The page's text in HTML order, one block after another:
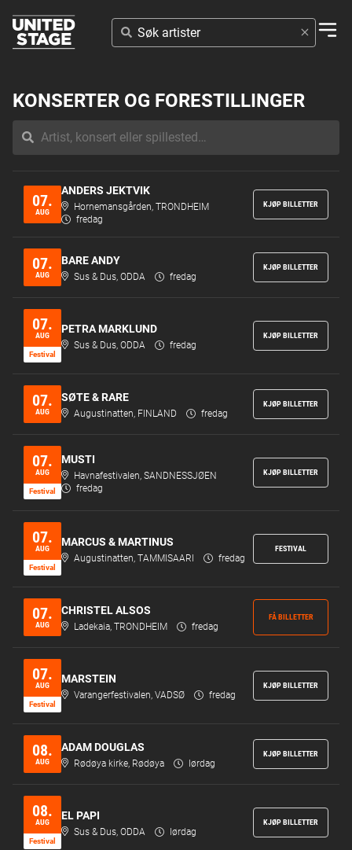
SØK
ARTISTER
KONSERTER OG FORESTILLINGER
07.
AUG
ANDERS JEKTVIK
Hornemansgården, TRONDHEIM
fredag
KJØP BILLETTER
07.
AUG
BARE ANDY
Sus & Dus, ODDA fredag
KJØP BILLETTER
07.
AUG
Festi­val
PETRA MARKLUND
Sus & Dus, ODDA fredag
KJØP BILLETTER
07.
AUG
SØTE & RARE
Augustinatten, FINLAND fredag
KJØP BILLETTER
07.
AUG
Festi­val
MUSTI
Havnafestivalen, SANDNESSJØEN
fredag
KJØP BILLETTER
07.
AUG
Festi­val
MARCUS & MARTINUS
Augustinatten, TAMMISAARI fredag
FESTIVAL
07.
AUG
CHRISTEL ALSOS
Ladekaia, TRONDHEIM fredag
FÅ BILLETTER
07.
AUG
Festi­val
MARSTEIN
Varangerfestivalen, VADSØ fredag
KJØP BILLETTER
08.
AUG
ADAM DOUGLAS
Rødøya kirke, Rødøya lørdag
KJØP BILLETTER
08.
AUG
Festi­val
EL PAPI
Sus & Dus, ODDA lørdag
KJØP BILLETTER